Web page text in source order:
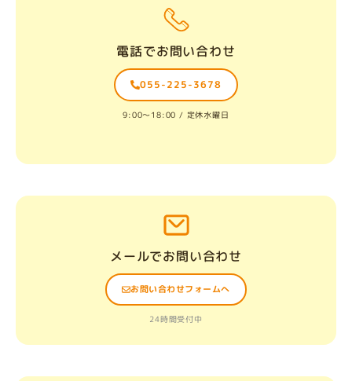
電話でお問い合わせ
055-225-3678
9:00〜18:00 / 定休水曜日
メールでお問い合わせ
お問い合わせフォームへ
24時間受付中